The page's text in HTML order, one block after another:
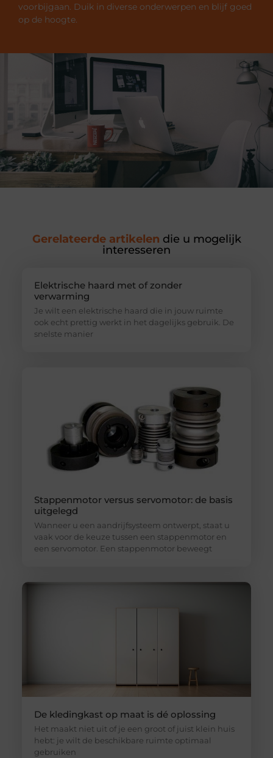
voorbijgaan. Duik in diverse onderwerpen en blijf goed
op de hoogte.
Gerelateerde artikelen die u mogelijk
interesseren
Elektrische haard met of zonder
verwarming
Je wilt een elektrische haard die in jouw ruimte
ook echt prettig werkt in het dagelijks gebruik. De
snelste manier
Stappenmotor versus servomotor: de basis
uitgelegd
Wanneer u een aandrijfsysteem ontwerpt, staat u
vaak voor de keuze tussen een stappenmotor en
een servomotor. Een stappenmotor beweegt
De kledingkast op maat is dé oplossing
Het maakt niet uit of je een groot of juist klein huis
hebt: je wilt de beschikbare ruimte optimaal
gebruiken